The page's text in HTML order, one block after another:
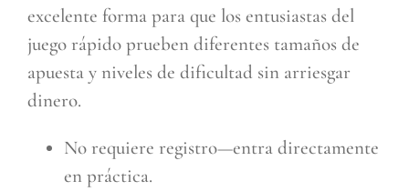
excelente forma para que los entusiastas del
juego rápido prueben diferentes tamaños de
apuesta y niveles de dificultad sin arriesgar
dinero.
No requiere registro—entra directamente
en práctica.